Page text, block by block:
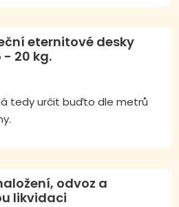
eternitové desky
- 20 kg.
tedy určit buďto dle metrů
odvoz a
likvidaci